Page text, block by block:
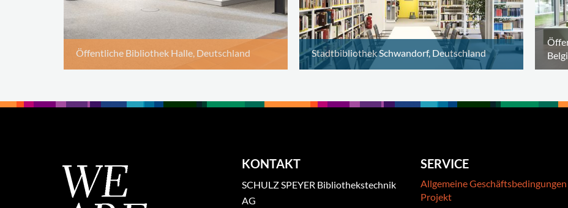
Öffentliche Bibliothek Halle, Deutschland Stadtbibliothek Schwandorf, Deutschland
KONTAKT
SCHULZ SPEYER Bibliothekstechnik
AG
SERVICE
Allgemeine Geschäftsbedingungen
Projekt